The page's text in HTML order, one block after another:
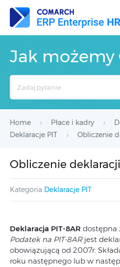
Jak możemy
Home Płace i kadry
Deklaracje PIT
Obliczenie
Obliczenie
Kategoria Deklaracje PIT
Deklaracja PIT-8AR dostępna
Podatek na PIT-8ARjest
obowiązującą od 2007r.
roku następnego lub w